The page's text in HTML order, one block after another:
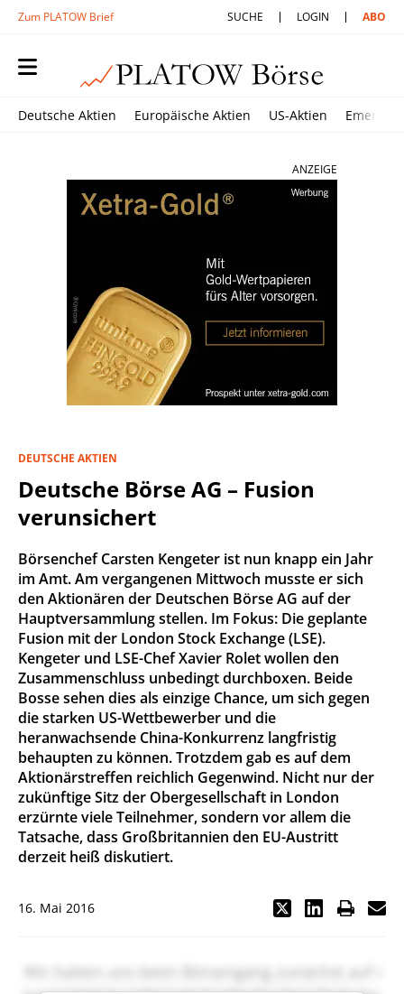
Zum PLATOW Brief SUCHE LOGIN ABO
Deutsche Aktien Europäische Aktien US-Aktien
ANZEIGE
DEUTSCHE AKTIEN
Deutsche Börse AG – Fusion
verunsichert
Börsenchef Carsten Kengeter ist nun knapp ein Jahr
im Amt. Am vergangenen Mittwoch musste er sich
den Aktionären der Deutschen Börse AG auf der
Hauptversammlung stellen. Im Fokus: Die geplante
Fusion mit der London Stock Exchange (LSE).
Kengeter und LSE-Chef Xavier Rolet wollen den
Zusammenschluss unbedingt durchboxen. Beide
Bosse sehen dies als einzige Chance, um sich gegen
die starken US-Wettbewerber und die
heranwachsende China-Konkurrenz langfristig
behaupten zu können. Trotzdem gab es auf dem
Aktionärstreffen reichlich Gegenwind. Nicht nur der
zukünftige Sitz der Obergesellschaft in London
erzürnte viele Teilnehmer, sondern vor allem die
Tatsache, dass Großbritannien den EU-Austritt
derzeit heiß diskutiert.
16. Mai 2016